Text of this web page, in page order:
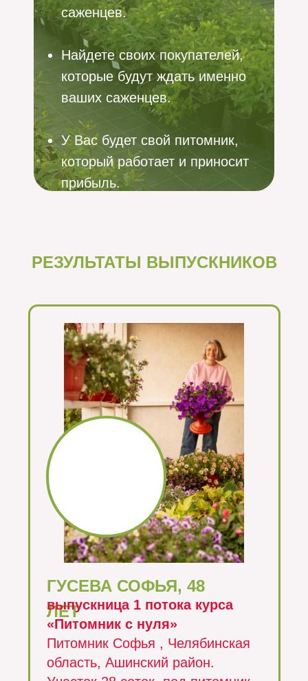
саженцев.
Найдете своих покупателей,
которые будут ждать именно
ваших саженцев.
У Вас будет свой питомник,
который работает и приносит
прибыль.
РЕЗУЛЬТАТЫ ВЫПУСКНИКОВ
ГУСЕВА СОФЬЯ, 48
ЛЕТ
выпускница 1 потока курса
«Питомник с нуля»
Питомник Софья , Челябинская
область, Ашинский район.